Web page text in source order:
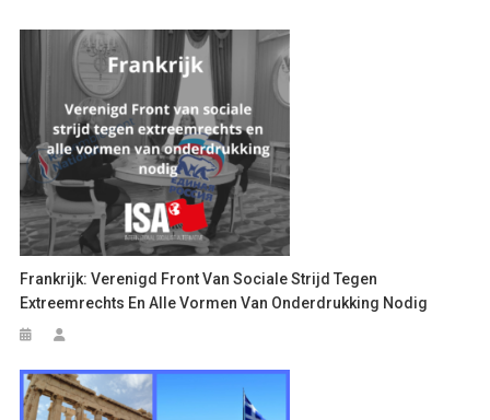
Frankrijk: Verenigd Front Van Sociale Strijd Tegen
Extreemrechts En Alle Vormen Van Onderdrukking Nodig